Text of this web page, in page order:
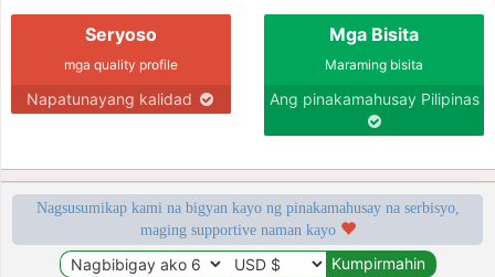
Seryoso
mga quality profile
Napatunayang kalidad
Mga Bisita
Maraming bisita
Ang pinakamahusay Pilipinas
Nagsusumikap kami na bigyan kayo ng pinakamahusay na serbisyo,
maging supportive naman kayo